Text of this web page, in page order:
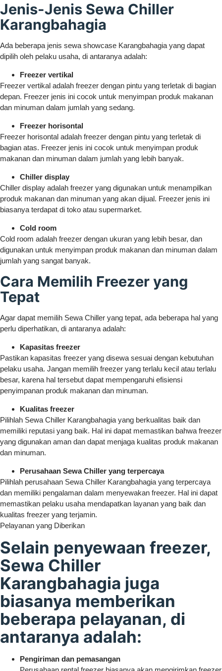
Jenis-Jenis Sewa Chiller
Karangbahagia
Ada beberapa jenis sewa showcase Karangbahagia yang dapat
dipilih oleh pelaku usaha, di antaranya adalah:
Freezer vertikal
Freezer vertikal adalah freezer dengan pintu yang terletak di bagian
depan. Freezer jenis ini cocok untuk menyimpan produk makanan
dan minuman dalam jumlah yang sedang.
Freezer horisontal
Freezer horisontal adalah freezer dengan pintu yang terletak di
bagian atas. Freezer jenis ini cocok untuk menyimpan produk
makanan dan minuman dalam jumlah yang lebih banyak.
Chiller display
Chiller display adalah freezer yang digunakan untuk menampilkan
produk makanan dan minuman yang akan dijual. Freezer jenis ini
biasanya terdapat di toko atau supermarket.
Cold room
Cold room adalah freezer dengan ukuran yang lebih besar, dan
digunakan untuk menyimpan produk makanan dan minuman dalam
jumlah yang sangat banyak.
Cara Memilih Freezer yang
Tepat
Agar dapat memilih Sewa Chiller yang tepat, ada beberapa hal yang
perlu diperhatikan, di antaranya adalah:
Kapasitas freezer
Pastikan kapasitas freezer yang disewa sesuai dengan kebutuhan
pelaku usaha. Jangan memilih freezer yang terlalu kecil atau terlalu
besar, karena hal tersebut dapat mempengaruhi efisiensi
penyimpanan produk makanan dan minuman.
Kualitas freezer
Pilihlah Sewa Chiller Karangbahagia yang berkualitas baik dan
memiliki reputasi yang baik. Hal ini dapat memastikan bahwa freezer
yang digunakan aman dan dapat menjaga kualitas produk makanan
dan minuman.
Perusahaan Sewa Chiller yang terpercaya
Pilihlah perusahaan Sewa Chiller Karangbahagia yang terpercaya
dan memiliki pengalaman dalam menyewakan freezer. Hal ini dapat
memastikan pelaku usaha mendapatkan layanan yang baik dan
kualitas freezer yang terjamin.
Pelayanan yang Diberikan
Selain penyewaan freezer,
Sewa Chiller
Karangbahagia juga
biasanya memberikan
beberapa pelayanan, di
antaranya adalah:
Pengiriman dan pemasangan